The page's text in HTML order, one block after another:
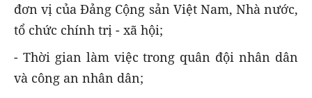
đơn vị của Đảng Cộng sản Việt Nam, Nhà nước,
tổ chức chính trị - xã hội;
- Thời gian làm việc trong quân đội nhân dân
và công an nhân dân;